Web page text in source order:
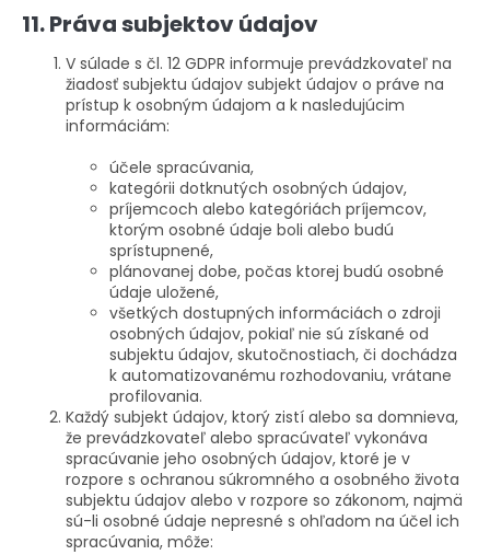
11. Práva subjektov údajov
V súlade s čl. 12 GDPR informuje prevádzkovateľ na
žiadosť subjektu údajov subjekt údajov o práve na
prístup k osobným údajom a k nasledujúcim
informáciám:
účele spracúvania,
kategórii dotknutých osobných údajov,
príjemcoch alebo kategóriách príjemcov,
ktorým osobné údaje boli alebo budú
sprístupnené,
plánovanej dobe, počas ktorej budú osobné
údaje uložené,
všetkých dostupných informáciách o zdroji
osobných údajov, pokiaľ nie sú získané od
subjektu údajov, skutočnostiach, či dochádza
k automatizovanému rozhodovaniu, vrátane
profilovania.
Každý subjekt údajov, ktorý zistí alebo sa domnieva,
že prevádzkovateľ alebo spracúvateľ vykonáva
spracúvanie jeho osobných údajov, ktoré je v
rozpore s ochranou súkromného a osobného života
subjektu údajov alebo v rozpore so zákonom, najmä
sú-li osobné údaje nepresné s ohľadom na účel ich
spracúvania, môže: